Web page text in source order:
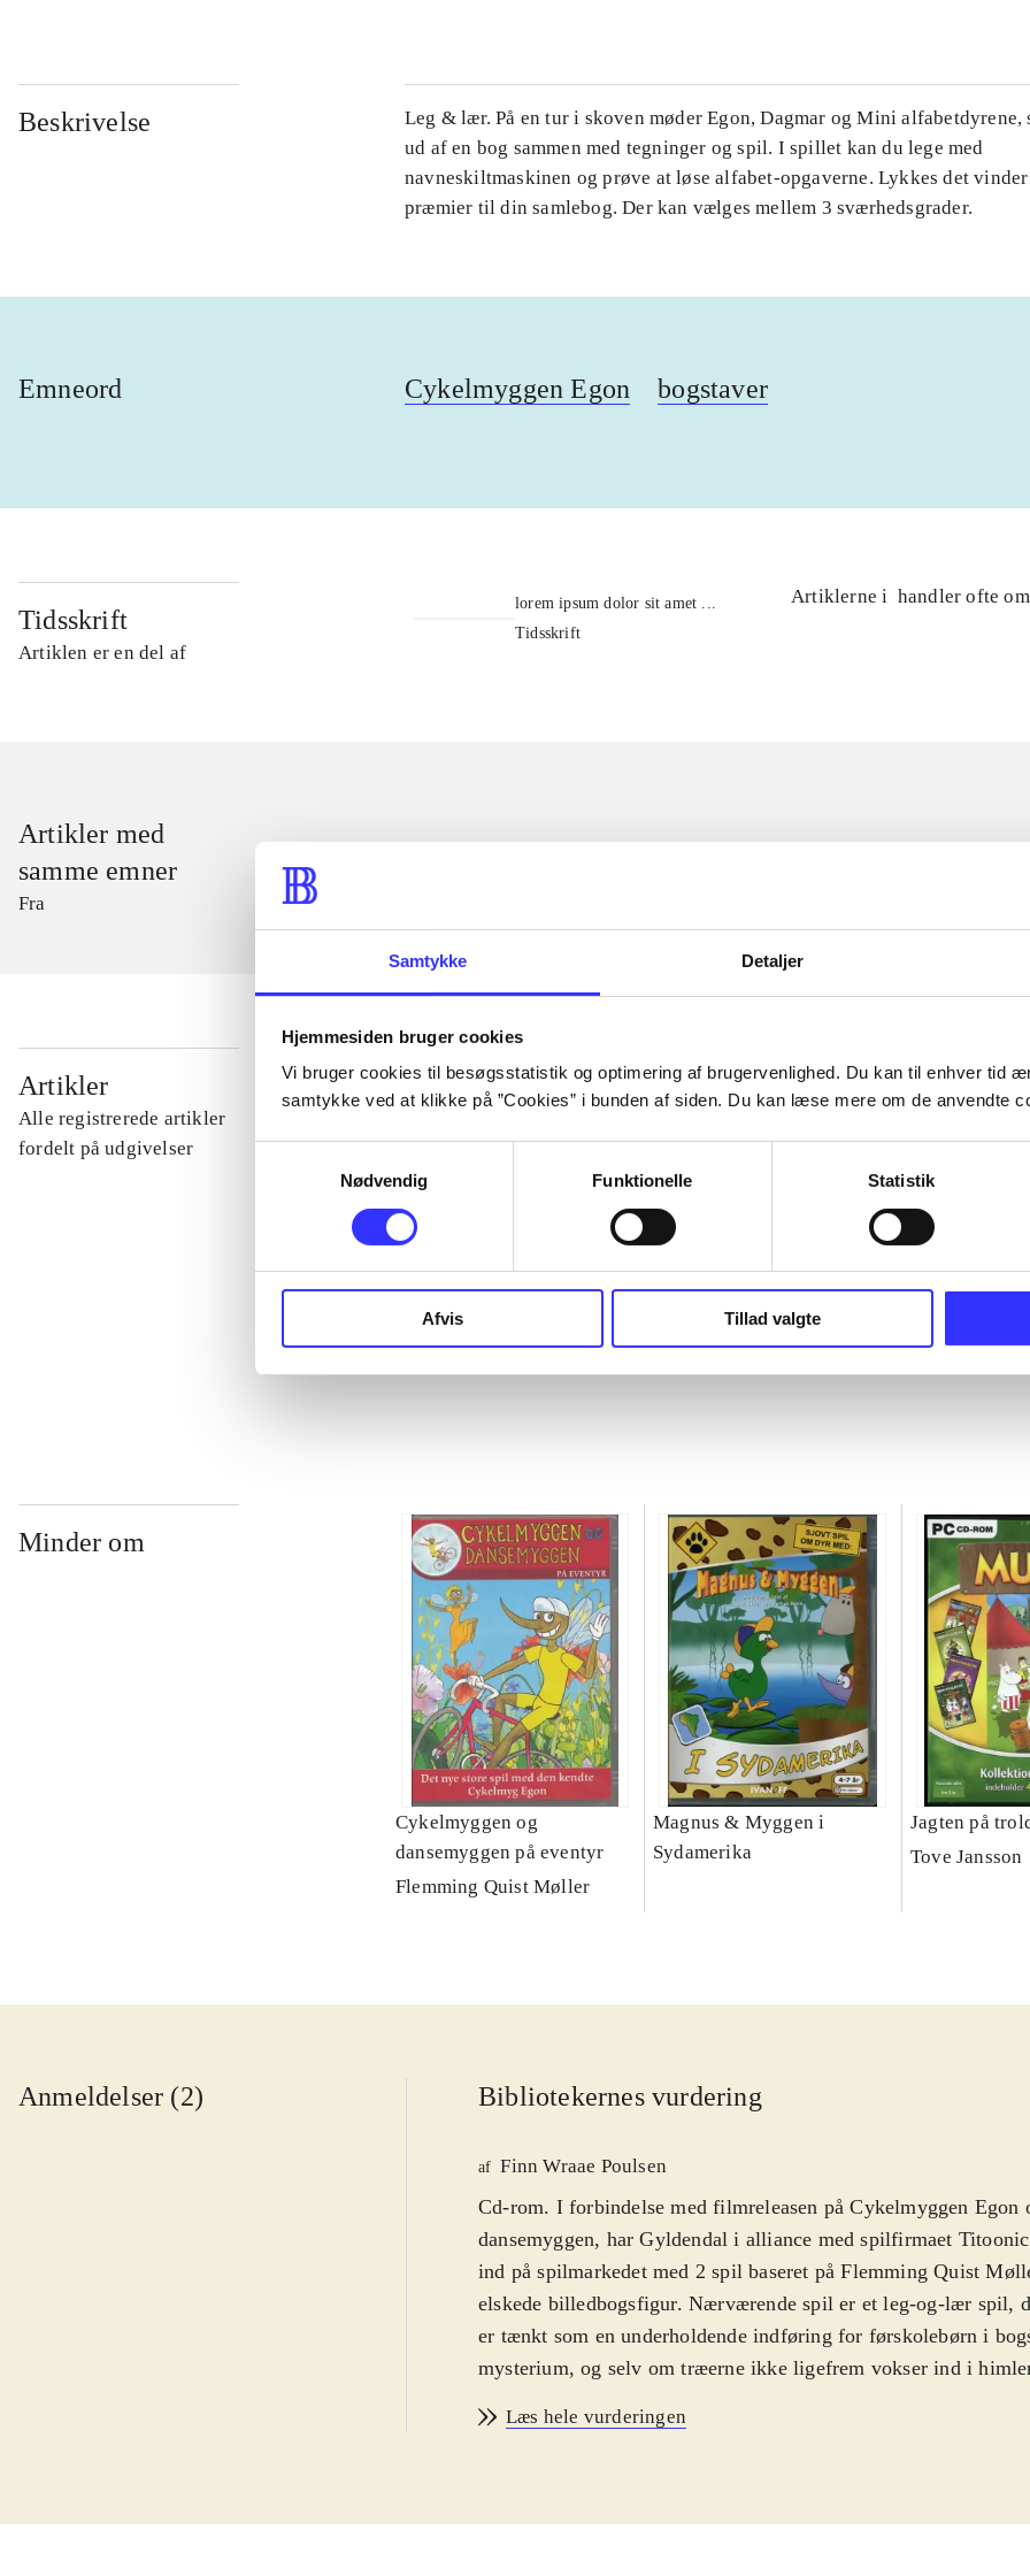
Samtykke Detaljer
Hjemmesiden bruger cookies
Vi bruger cookies til besøgsstatistik og optimering af brugervenlighed. Du kan til enhver tid
samtykke ved at klikke på ”Cookies” i bunden af siden. Du kan læse mere om de anvendte
Nødvendig
Funktionelle Statistik
Afvis Tillad valgte
Beskrivelse
Leg & lær. På en tur i skoven møder Egon, Dagmar og Mini alfabetdyrene,
ud af en bog sammen med tegninger og spil. I spillet kan du lege med
navneskiltmaskinen og prøve at løse alfabet-opgaverne. Lykkes det vinder
præmier til din samlebog. Der kan vælges mellem 3 sværhedsgrader.
Emneord Cykelmyggen Egon bogstaver
Tidsskrift
Artiklen er en del af
lorem ipsum dolor sit amet ...
Tidsskrift
Artiklerne i handler ofte om
Artikler med
samme emner
Fra
Artikler
Alle registrerede artikler
fordelt på udgivelser
...
...
...
...
Minder om
Cykelmyggen og
dansemyggen på eventyr
Flemming Quist Møller
Magnus & Myggen i
Sydamerika
Jagten på
Tove Jansson
Anmeldelser (2) Bibliotekernes vurdering
af Finn Wraae Poulsen
Cd-rom. I forbindelse med filmreleasen på Cykelmyggen Egon
dansemyggen, har Gyldendal i alliance med spilfirmaet
ind på spilmarkedet med 2 spil baseret på Flemming Quist
elskede billedbogsfigur. Nærværende spil er et leg-og-lær spil,
er tænkt som en underholdende indføring for førskolebørn i
mysterium, og selv om træerne ikke ligefrem vokser ind i
læringsspil med hver 3 sværhedsniveauer introduceres
der vindes ekstra ting til spillets "gemmested", samlebogen. I
Læs hele vurderingen